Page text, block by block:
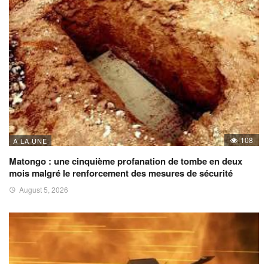
A LA UNE 108
Matongo : une cinquième profanation de tombe en deux
mois malgré le renforcement des mesures de sécurité
August 5, 2026